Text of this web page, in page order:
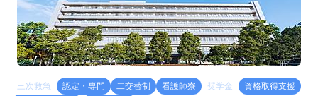
三次救急 認定・専門 二交替制 看護師寮 奨学金
資格取得支援